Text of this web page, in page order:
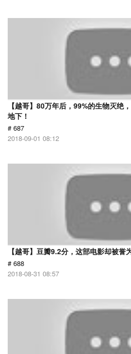
【越哥】80万年后，99%的生物灭绝
地下！
# 687
2018-09-01 08:12
【越哥】豆瓣9.2分，这部电影却被誉
# 688
2018-08-31 08:57